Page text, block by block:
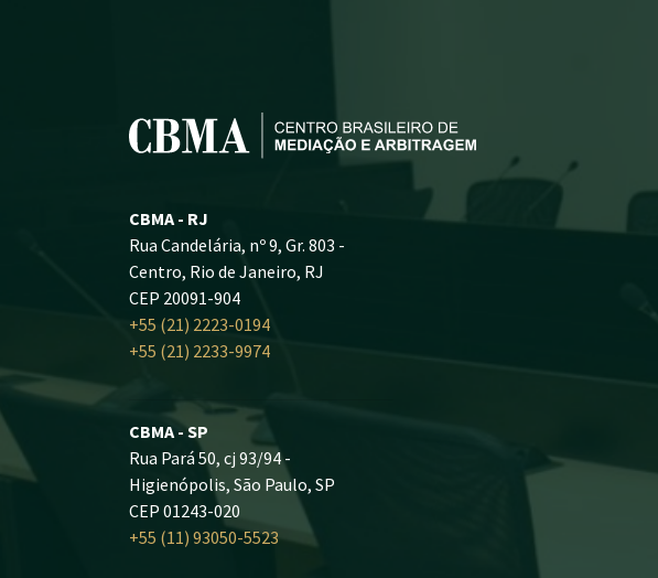
CBMA - RJ
Rua Candelária, nº 9, Gr. 803 -
Centro, Rio de Janeiro, RJ
CEP 20091-904
+55 (21) 2223-0194
+55 (21) 2233-9974
CBMA - SP
Rua Pará 50, cj 93/94 -
Higienópolis, São Paulo, SP
CEP 01243-020
+55 (11) 93050-5523